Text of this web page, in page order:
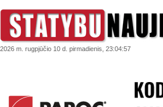
2026 m. rugpjūčio 10 d. pirmadienis, 23:04:57